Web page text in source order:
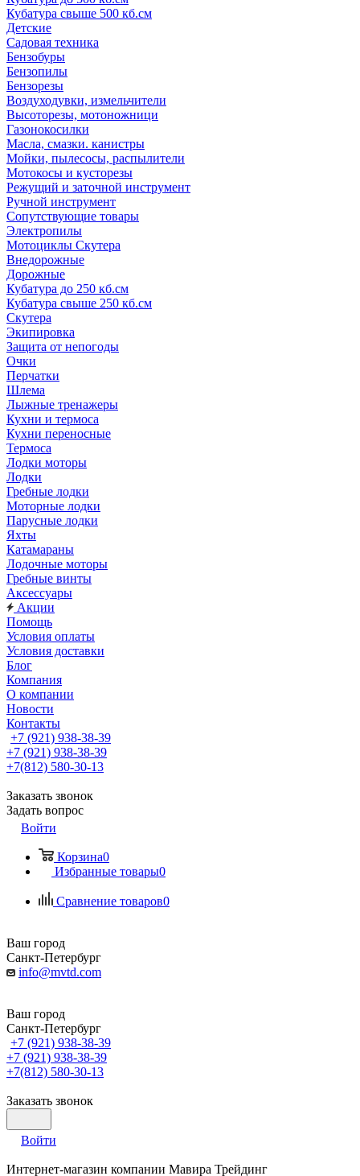
Кубатура свыше 500 кб.см
Детские
Садовая техника
Бензобуры
Бензопилы
Бензорезы
Воздуходувки, измельчители
Высоторезы, мотоножници
Газонокосилки
Масла, смазки. канистры
Мойки, пылесосы, распылители
Мотокосы и кусторезы
Режущий и заточной инструмент
Ручной инструмент
Сопутствующие товары
Электропилы
Мотоциклы Скутера
Внедорожные
Дорожные
Кубатура до 250 кб.см
Кубатура свыше 250 кб.см
Скутера
Экипировка
Защита от непогоды
Очки
Перчатки
Шлема
Лыжные тренажеры
Кухни и термоса
Кухни переносные
Термоса
Лодки моторы
Лодки
Гребные лодки
Моторные лодки
Парусные лодки
Яхты
Катамараны
Лодочные моторы
Гребные винты
Аксессуары
Акции
Помощь
Условия оплаты
Условия доставки
Блог
Компания
О компании
Новости
Контакты
+7 (921) 938-38-39
+7 (921) 938-38-39
+7(812) 580-30-13
Заказать звонок
Задать вопрос
Войти
Корзина0
Избранные товары0
Сравнение товаров0
Ваш город
Санкт-Петербург
info@mvtd.com
Ваш город
Санкт-Петербург
+7 (921) 938-38-39
+7 (921) 938-38-39
+7(812) 580-30-13
Заказать звонок
Войти
Интернет-магазин компании Мавира Трейдинг